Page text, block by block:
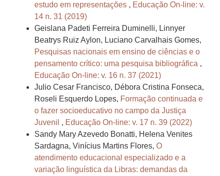
estudo em representações , Educação On-line: v.
14 n. 31 (2019)
Geislana Padeti Ferreira Duminelli, Linnyer
Beatrys Ruiz Aylon, Luciano Carvalhais Gomes,
Pesquisas nacionais em ensino de ciências e o
pensamento crítico: uma pesquisa bibliográfica ,
Educação On-line: v. 16 n. 37 (2021)
Julio Cesar Francisco, Débora Cristina Fonseca,
Roseli Esquerdo Lopes, Formação continuada e
o fazer socioeducativo no campo da Justiça
Juvenil , Educação On-line: v. 17 n. 39 (2022)
Sandy Mary Azevedo Bonatti, Helena Venites
Sardagna, Vinícius Martins Flores, O
atendimento educacional especializado e a
variação linguística da Libras: demandas da